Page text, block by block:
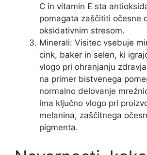
C in vitamin E sta
pomagata zaščititi očesne
oksidativnim stresom.
Minerali: Visitec vsebuje
cink, baker in selen, ki
vlogo pri ohranjanju
na primer bistvenega
normalno delovanje
ima ključno vlogo pri
melanina, zaščitnega
pigmenta.